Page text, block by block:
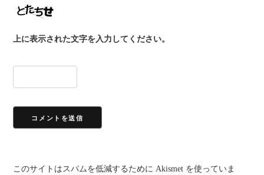
上に表示された文字を入力してください。
このサイトはスパムを低減するために Akismet を使っていま